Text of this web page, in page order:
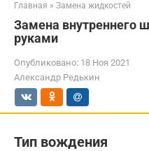
Главная » Замена жидкостей
Замена внутреннего
руками
Опубликовано: 18 Ноя 2021
Александр Редькин
Тип вождения